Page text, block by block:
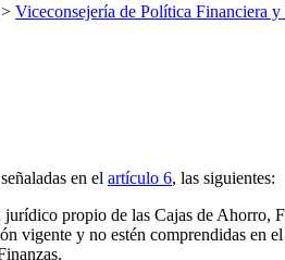
> Viceconsejería de Política Financiera y
en el artículo 6, las siguientes:
propio de las Cajas de Ahorro,
y no estén comprendidas en